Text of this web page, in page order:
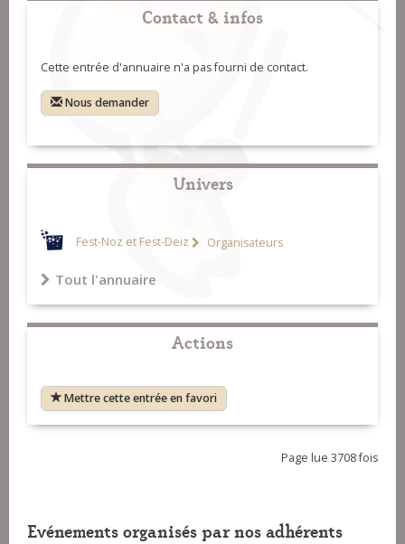
Contact & infos
Cette entrée d'annuaire n'a pas fourni de contact.
Nous demander
Univers
Fest-Noz et Fest-Deiz Organisateurs
Tout l'annuaire
Actions
Mettre cette entrée en favori
Page lue 3708 fois
Evénements organisés par nos adhérents